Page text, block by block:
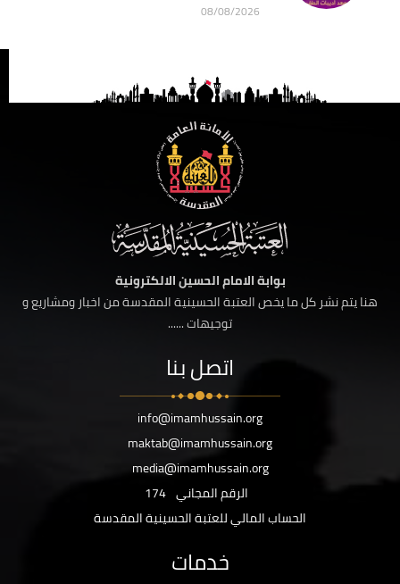
08/08/2026
بوابة الامام الحسين الالكترونية
هنا يتم نشر كل ما يخص العتبة الحسينية المقدسة من اخبار ومشاريع و
توجيهات ......
اتصل بنا
info@imamhussain.org
maktab@imamhussain.org
media@imamhussain.org
الرقم المجاني 174
الحساب المالي للعتبة الحسينية المقدسة
خدمات